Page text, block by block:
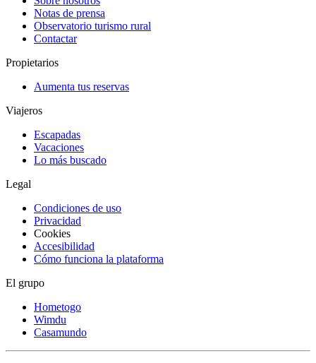
Notas de prensa
Observatorio turismo rural
Contactar
Propietarios
Aumenta tus reservas
Viajeros
Escapadas
Vacaciones
Lo más buscado
Legal
Condiciones de uso
Privacidad
Cookies
Accesibilidad
Cómo funciona la plataforma
El grupo
Hometogo
Wimdu
Casamundo